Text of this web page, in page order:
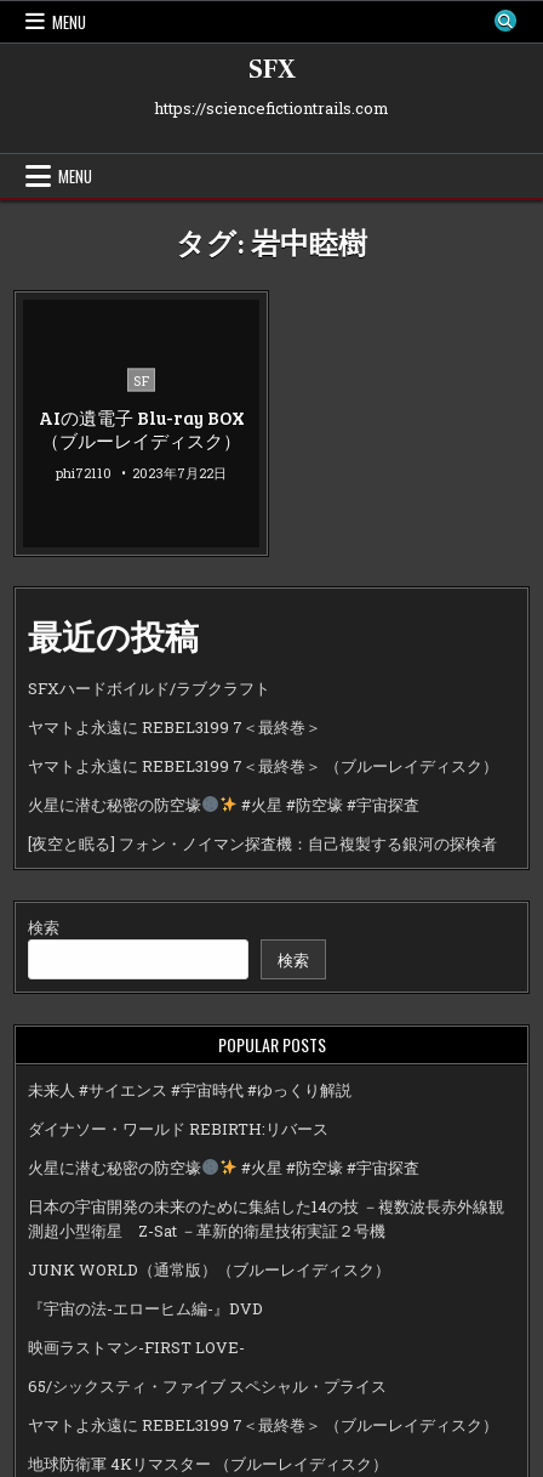
Skip
MENU
SFX
https://sciencefictiontrails.com
MENU
タグ:岩中睦樹
Posted
SF
AIの遺電子 Blu-ray BOX
（ブルーレイディスク）
phi72110 2023年7月22日
最近の投稿
SFXハードボイルド/ラブクラフト
ヤマトよ永遠に REBEL3199 7＜最終巻＞
ヤマトよ永遠に REBEL3199 7＜最終巻＞ （ブルーレイディスク）
火星に潜む秘密の防空壕
#火星 #防空壕 #宇宙探査
[夜空と眠る] フォン・ノイマン探査機：自己複製する銀河の探検者
検索
検索
POPULAR POSTS
未来人 #サイエンス #宇宙時代 #ゆっくり解説
ダイナソー・ワールド REBIRTH:リバース
火星に潜む秘密の防空壕
#火星 #防空壕 #宇宙探査
日本の宇宙開発の未来のために集結した14の技 －複数波長赤外線観
測超小型衛星 Z-Sat －革新的衛星技術実証２号機
JUNK WORLD（通常版）（ブルーレイディスク）
『宇宙の法-エローヒム編-』DVD
映画ラストマン-FIRST LOVE-
65/シックスティ・ファイブ スペシャル・プライス
ヤマトよ永遠に REBEL3199 7＜最終巻＞ （ブルーレイディスク）
地球防衛軍 4Kリマスター （ブルーレイディスク）